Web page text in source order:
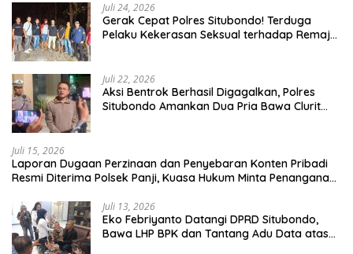
Juli 24, 2026
Gerak Cepat Polres Situbondo! Terduga
Pelaku Kekerasan Seksual terhadap Remaja
Juli 22, 2026
Aksi Bentrok Berhasil Digagalkan, Polres
Situbondo Amankan Dua Pria Bawa Clurit
Juli 15, 2026
Laporan Dugaan Perzinaan dan Penyebaran Konten Pribadi
Resmi Diterima Polsek Panji, Kuasa Hukum Minta Penanganan
Juli 13, 2026
Eko Febriyanto Datangi DPRD Situbondo,
Bawa LHP BPK dan Tantang Adu Data atas